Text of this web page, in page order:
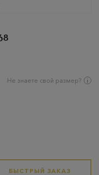
Не знаете свой размер?
БЫСТРЫЙ ЗАКАЗ